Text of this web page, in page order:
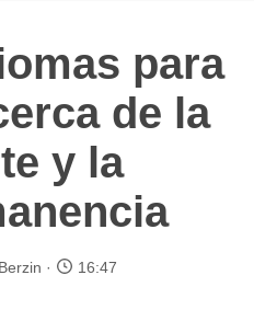
para
de la
y la
16:47